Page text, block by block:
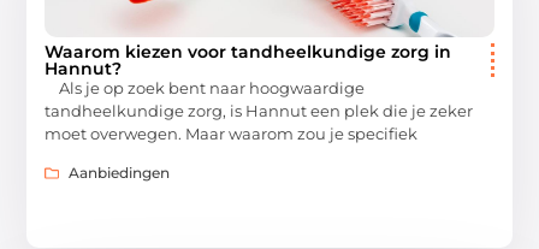
Waarom kiezen voor tandheelkundige zorg in
Hannut?
Als je op zoek bent naar hoogwaardige
tandheelkundige zorg, is Hannut een plek die je zeker
moet overwegen. Maar waarom zou je specifiek
Aanbiedingen